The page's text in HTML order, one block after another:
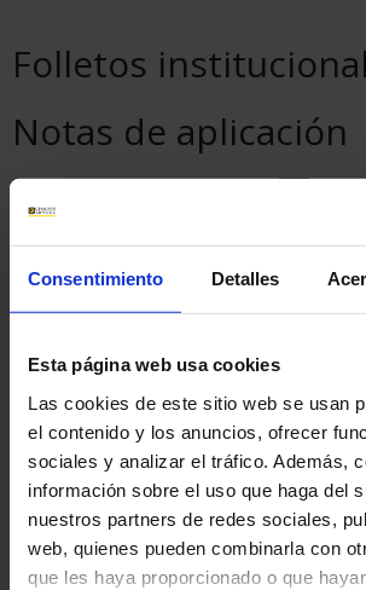
Consentimiento Detalles
Esta página web usa cookies
Las cookies de este sitio web se usan
el contenido y los anuncios, ofrecer
sociales y analizar el tráfico. Además,
información sobre el uso que haga del
nuestros partners de redes sociales,
web, quienes pueden combinarla con
que les haya proporcionado o que
Folletos
Notas de aplicación
(547.12 ko)
Potencia Energía
(576.3 ko)